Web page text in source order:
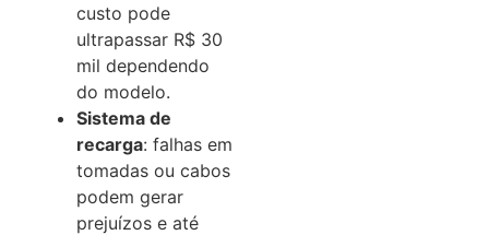
custo pode
ultrapassar R$ 30
mil dependendo
do modelo.
Sistema de
recarga: falhas em
tomadas ou cabos
podem gerar
prejuízos e até